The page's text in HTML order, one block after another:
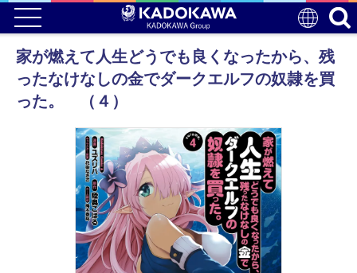
家が燃えて人生どうでも良くなったから、残
ったなけなしの金でダークエルフの奴隷を買
った。 （４）